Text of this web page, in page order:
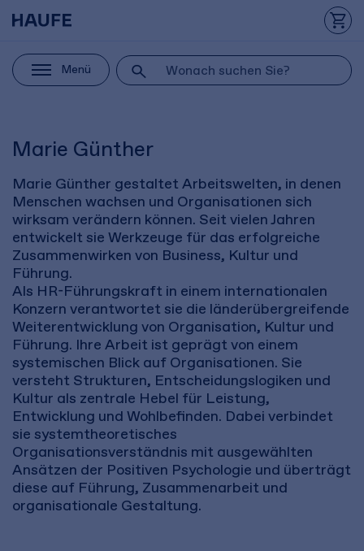
Menü
Marie Günther
Marie Günther gestaltet Arbeitswelten, in denen
Menschen wachsen und Organisationen sich
wirksam verändern können. Seit vielen Jahren
entwickelt sie Werkzeuge für das erfolgreiche
Zusammenwirken von Business, Kultur und
Führung.
Als HR-Führungskraft in einem internationalen
Konzern verantwortet sie die länderübergreifende
Weiterentwicklung von Organisation, Kultur und
Führung. Ihre Arbeit ist geprägt von einem
systemischen Blick auf Organisationen. Sie
versteht Strukturen, Entscheidungslogiken und
Kultur als zentrale Hebel für Leistung,
Entwicklung und Wohlbefinden. Dabei verbindet
sie systemtheoretisches
Organisationsverständnis mit ausgewählten
Ansätzen der Positiven Psychologie und überträgt
diese auf Führung, Zusammenarbeit und
organisationale Gestaltung.